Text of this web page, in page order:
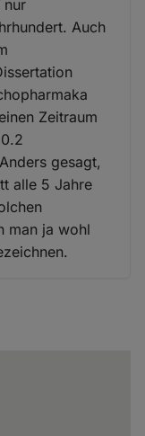
nur
Auch
Zeitraum
gesagt,
alle 5 Jahre
man ja wohl